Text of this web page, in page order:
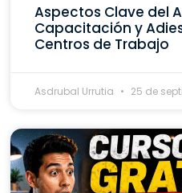
Aspectos Clave del
Capacitación y
Centros de Trabajo
Asdrubal Urrutia 25 de